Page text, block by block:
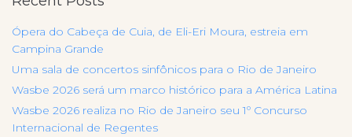
Ópera do Cabeça de Cuia, de Eli-Eri Moura, estreia em
Campina Grande
Uma sala de concertos sinfônicos para o Rio de Janeiro
Wasbe 2026 será um marco histórico para a América Latina
Wasbe 2026 realiza no Rio de Janeiro seu 1º Concurso
Internacional de Regentes